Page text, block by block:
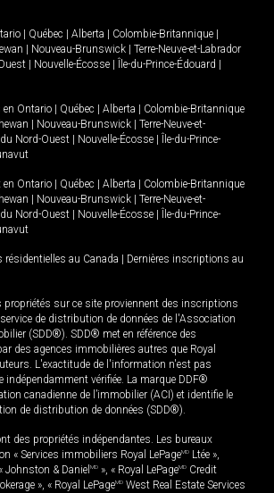
Québec Alberta Colombie-Britannique
Nouveau-Brunswick
Terre-Neuve-et-Labrador
Nouvelle-Écosse Île-du-Prince-Édouard
en Ontario Québec Alberta
Colombie-Britannique
Nouveau-Brunswick
Terre-Neuve-et-
Nord-Ouest Nouvelle-Écosse
Île-du-Prince-
en Ontario Québec Alberta
Colombie-Britannique
Nouveau-Brunswick
Terre-Neuve-et-
Nord-Ouest Nouvelle-Écosse
Île-du-Prince-
résidentielles au Canada
Dernières inscriptions au
propriétés sur ce site proviennent des inscriptions
de distribution de données de l'Association
(SDD®). SDD® met en référence des
des agences immobilières autres que Royal
L'exactitude de l'information n'est pas
indépendamment vérifiée. La marque DDF®
canadienne de l’immobilier (ACI) et identifie le
de distribution de données (SDD®).
des propriétés indépendantes. Les bureaux
« Services immobiliers Royal LePageMD Ltée »,
& Daniel MD », « Royal LePageMD Credit
», « Royal LePageMD West Real Estate Services